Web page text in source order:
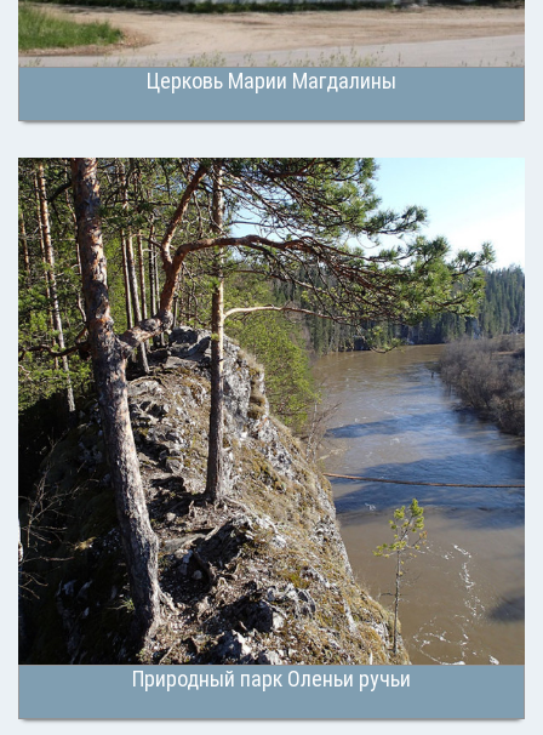
Церковь Марии Магдалины
Природный парк Оленьи ручьи